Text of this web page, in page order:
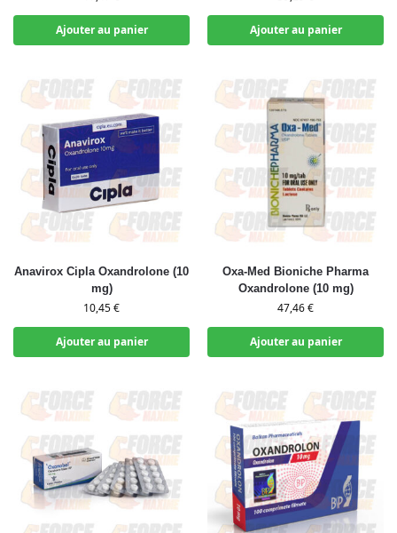
Ajouter au panier Ajouter au panier
Anavirox Cipla Oxandrolone (10
mg)
10,45€
Ajouter au panier
Oxa-Med Bioniche Pharma
Oxandrolone (10 mg)
47,46€
Ajouter au panier